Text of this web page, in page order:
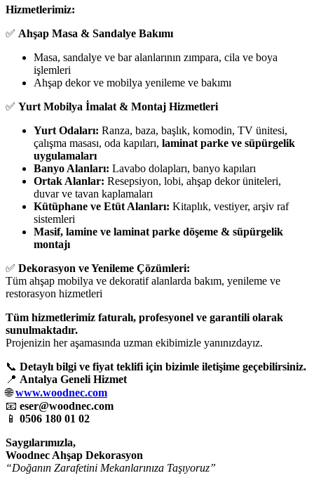
Hizmetlerimiz:
✅ Ahşap Masa & Sandalye Bakımı
Masa, sandalye ve bar alanlarının zımpara, cila ve boya
işlemleri
Ahşap dekor ve mobilya yenileme ve bakımı
✅ Yurt Mobilya İmalat & Montaj Hizmetleri
Yurt Odaları: Ranza, baza, başlık, komodin, TV ünitesi,
çalışma masası, oda kapıları, laminat parke ve süpürgelik
uygulamaları
Banyo Alanları: Lavabo dolapları, banyo kapıları
Ortak Alanlar: Resepsiyon, lobi, ahşap dekor üniteleri,
duvar ve tavan kaplamaları
Kütüphane ve Etüt Alanları: Kitaplık, vestiyer, arşiv raf
sistemleri
Masif, lamine ve laminat parke döşeme & süpürgelik
montajı
✅ Dekorasyon ve Yenileme Çözümleri:
Tüm ahşap mobilya ve dekoratif alanlarda bakım, yenileme ve
restorasyon hizmetleri
Tüm hizmetlerimiz faturalı, profesyonel ve garantili olarak
sunulmaktadır.
Projenizin her aşamasında uzman ekibimizle yanınızdayız.
📞 Detaylı bilgi ve fiyat teklifi için bizimle iletişime geçebilirsiniz.
📍 Antalya Geneli Hizmet
🌐www.woodnec.com
📧 eser@woodnec.com
📱 0506 180 01 02
Saygılarımızla,
Woodnec Ahşap Dekorasyon
“Doğanın Zarafetini Mekanlarınıza Taşıyoruz”